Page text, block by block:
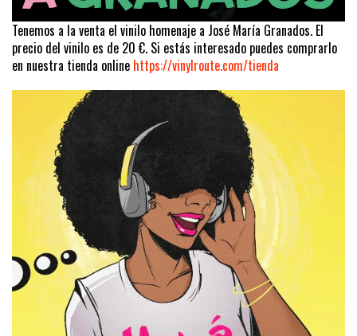
Tenemos a la venta el vinilo homenaje a José María Granados. El
precio del vinilo es de 20 €. Si estás interesado puedes comprarlo
en nuestra tienda online https://vinylroute.com/tienda